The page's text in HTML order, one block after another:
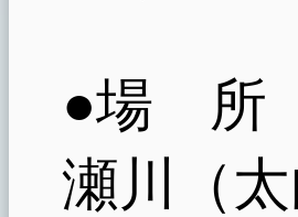
●場 所
瀬川（